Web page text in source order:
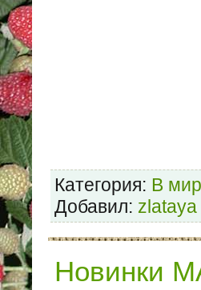
Категория: В
Добавил: zlataya
Новинки